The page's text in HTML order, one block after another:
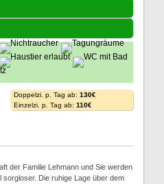
Doppelzi. p. Tag ab: 130€
Einzelzi. p. Tag ab: 110€
der Familie Lehmann und Sie werden
Die ruhige Lage über dem